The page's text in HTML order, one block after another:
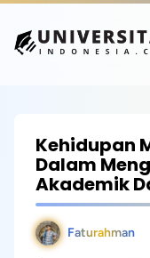
Kehidupan
Dalam
Akademik
Faturahman